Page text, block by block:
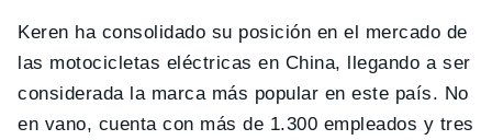
Keren ha consolidado su posición en el mercado de
las motocicletas eléctricas en China, llegando a ser
considerada la marca más popular en este país. No
en vano, cuenta con más de 1.300 empleados y tres